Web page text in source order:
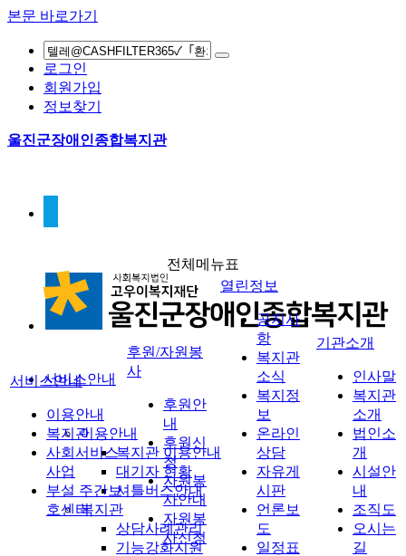
본문 바로가기
로그인
회원가입
정보찾기
울진군장애인종합복지관
서비스안내
이용안내
복지관 이용안내
대기자 현황
셔틀버스안내
복지관
상담사례관리
기능강화지원
전체메뉴표
서비스안내
이용안내
복지관
사회서비스
사업
부설 주간보
호센터
후원/자원봉
사
후원안
내
후원신
청
자원봉
사안내
자원봉
사신청
열린정보
공지사
항
복지관
소식
복지정
보
온라인
상담
자유게
시판
언론보
도
일정표
기관소개
인사말
복지관
소개
법인소
개
시설안
내
조직도
오시는
길